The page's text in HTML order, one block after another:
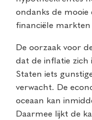
ondanks de mooie
financiële markten
De oorzaak voor
dat de inflatie zich
Staten iets
verwacht. De
oceaan kan
Daarmee lijkt de